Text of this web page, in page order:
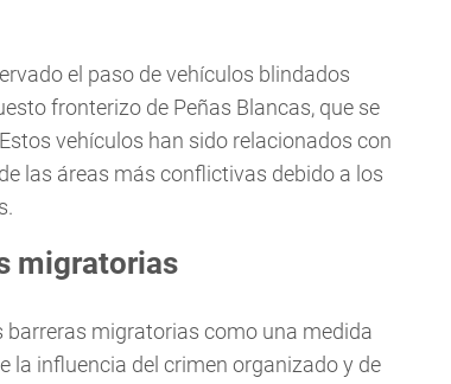
el paso de vehículos blindados
fronterizo de Peñas Blancas, que se
vehículos han sido relacionados con
las áreas más conflictivas debido a los
migratorias
migratorias como una medida
la influencia del crimen organizado y de